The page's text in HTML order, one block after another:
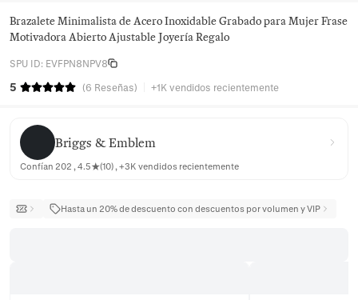
Brazalete Minimalista de Acero Inoxidable Grabado para Mujer Frase
Motivadora Abierto Ajustable Joyería Regalo
SPU ID: EVFPN8NPV8
5 (6 Reseñas) +1K vendidos recientemente
Briggs & Emblem
Briggs & Emblem
Confían 202 , 4.5★(10) , +3K vendidos recientemente
Hasta un 20% de descuento con descuentos por volumen y VIP